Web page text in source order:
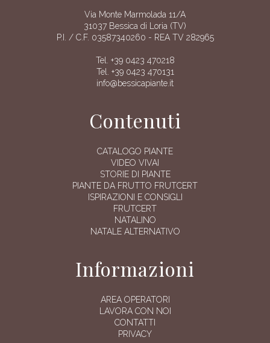
Via Monte Marmolada 11/A
31037 Bessica di Loria (TV)
P.I. / C.F. 03587340260 - REA TV 282965
Tel. +39 0423 470218
Tel. +39 0423 470131
info@bessicapiante.it
Contenuti
CATALOGO PIANTE
VIDEO VIVAI
STORIE DI PIANTE
PIANTE DA FRUTTO FRUTCERT
ISPIRAZIONI E CONSIGLI
FRUTCERT
NATALINO
NATALE ALTERNATIVO
Informazioni
AREA OPERATORI
LAVORA CON NOI
CONTATTI
PRIVACY